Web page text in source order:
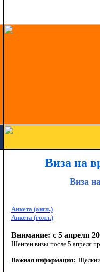
Виза на
Виза
Анкета (англ.)
Анкета (голл.)
Внимание: с 5 апреля
Шенген визы после 5 апреля
Важная информация: